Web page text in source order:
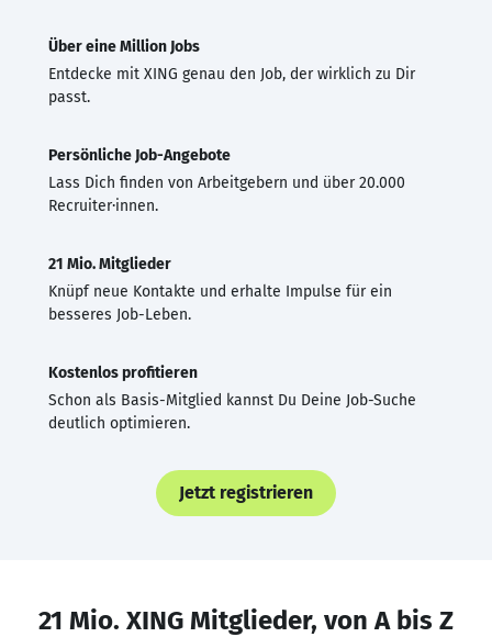
Über eine Million Jobs
Entdecke mit XING genau den Job, der wirklich zu Dir
passt.
Persönliche Job-Angebote
Lass Dich finden von Arbeitgebern und über 20.000
Recruiter·innen.
21 Mio. Mitglieder
Knüpf neue Kontakte und erhalte Impulse für ein
besseres Job-Leben.
Kostenlos profitieren
Schon als Basis-Mitglied kannst Du Deine Job-Suche
deutlich optimieren.
Jetzt registrieren
21 Mio. XING Mitglieder, von A bis Z